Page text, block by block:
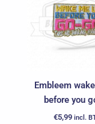
Embleem
before you
€5,99 incl.